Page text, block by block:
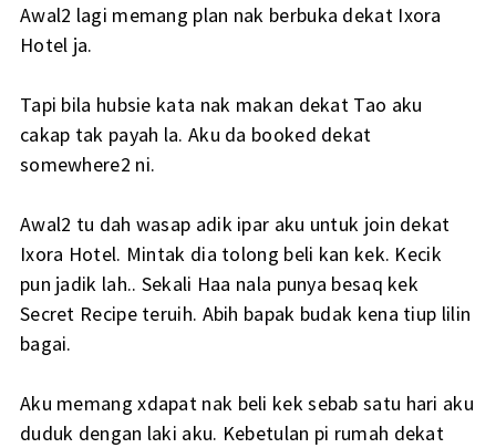
Awal2 lagi memang plan nak berbuka dekat Ixora
Hotel ja.
Tapi bila hubsie kata nak makan dekat Tao aku
cakap tak payah la. Aku da booked dekat
somewhere2 ni.
Awal2 tu dah wasap adik ipar aku untuk join dekat
Ixora Hotel. Mintak dia tolong beli kan kek. Kecik
pun jadik lah.. Sekali Haa nala punya besaq kek
Secret Recipe teruih. Abih bapak budak kena tiup lilin
bagai.
Aku memang xdapat nak beli kek sebab satu hari aku
duduk dengan laki aku. Kebetulan pi rumah dekat